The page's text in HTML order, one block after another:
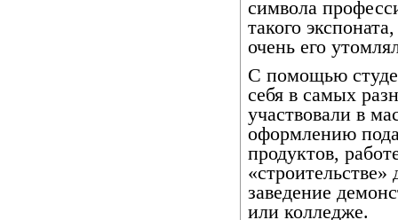
символа
такого
очень его
С помощью
себя в самых
участвовали в
оформлению
продуктов,
заведение
или колледже.